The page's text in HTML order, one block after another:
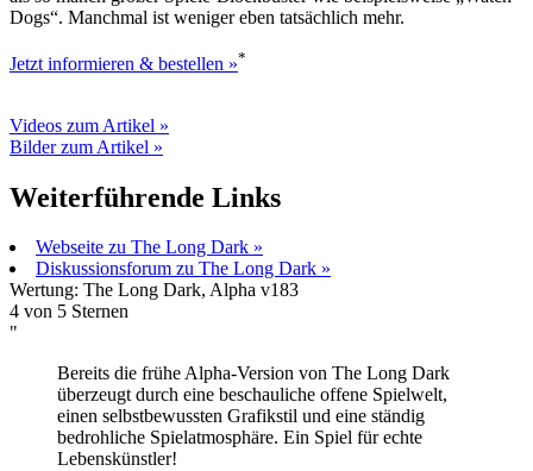
Dogs“. Manchmal ist weniger eben tatsächlich mehr.
Jetzt informieren & bestellen »*
Videos zum Artikel »
Bilder zum Artikel »
Weiterführende Links
Webseite zu The Long Dark »
Diskussionsforum zu The Long Dark »
Wertung: The Long Dark, Alpha v183
4 von 5 Sternen
"
Bereits die frühe Alpha-Version von The Long Dark
überzeugt durch eine beschauliche offene Spielwelt,
einen selbstbewussten Grafikstil und eine ständig
bedrohliche Spielatmosphäre. Ein Spiel für echte
Lebenskünstler!